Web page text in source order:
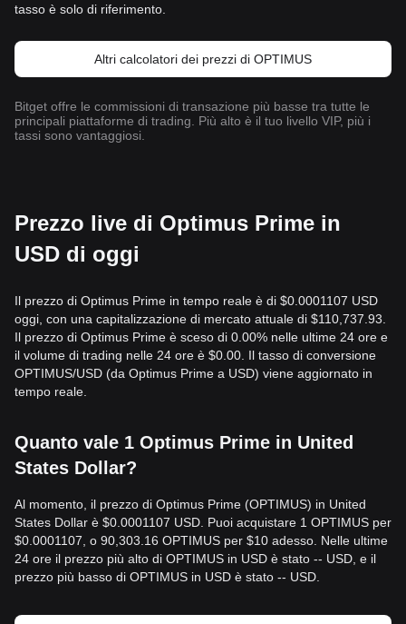
tasso è solo di riferimento.
Altri calcolatori dei prezzi di OPTIMUS
Bitget offre le commissioni di transazione più basse tra tutte le
principali piattaforme di trading. Più alto è il tuo livello VIP, più i
tassi sono vantaggiosi.
Prezzo live di Optimus Prime in
USD di oggi
Il prezzo di Optimus Prime in tempo reale è di $0.0001107 USD
oggi, con una capitalizzazione di mercato attuale di $110,737.93.
Il prezzo di Optimus Prime è sceso di 0.00% nelle ultime 24 ore e
il volume di trading nelle 24 ore è $0.00. Il tasso di conversione
OPTIMUS/USD (da Optimus Prime a USD) viene aggiornato in
tempo reale.
Quanto vale 1 Optimus Prime in United
States Dollar?
Al momento, il prezzo di Optimus Prime (OPTIMUS) in United
States Dollar è $0.0001107 USD. Puoi acquistare 1 OPTIMUS per
$0.0001107, o 90,303.16 OPTIMUS per $10 adesso. Nelle ultime
24 ore il prezzo più alto di OPTIMUS in USD è stato -- USD, e il
prezzo più basso di OPTIMUS in USD è stato -- USD.